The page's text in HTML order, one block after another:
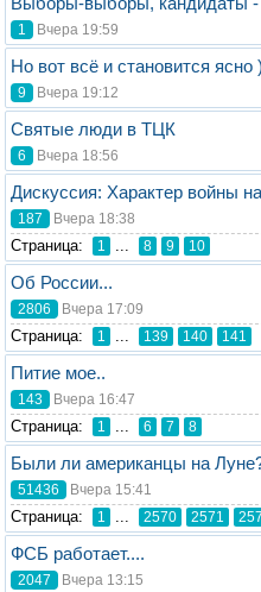
1 Вчера 19:59
Но вот всё и становится ясно
9 Вчера 19:12
Святые люди в ТЦК
6 Вчера 18:56
Дискуссия: Характер войны
187 Вчера 18:38
Стрaница: 1 8 9 10
Об России...
2806 Вчера 17:09
Стрaница: 1 139 140 141
Питие мое..
143 Вчера 16:47
Стрaница: 1 6 7 8
Были ли американцы на
51436 Вчера 15:41
Стрaница: 1 2570 2571
ФСБ работает....
2047 Вчера 13:15